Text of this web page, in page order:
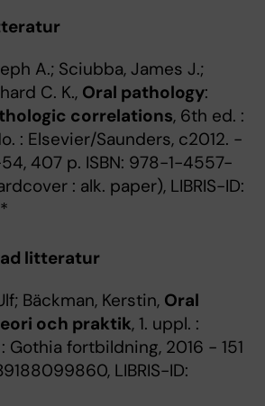
A.; Sciubba, James J.;
C. K., Oral pathology:
correlations, 6th ed. :
: Elsevier/Saunders, c2012. -
407 p. ISBN: 978-1-4557-
: alk. paper), LIBRIS-ID:
litteratur
Bäckman, Kerstin, Oral
och praktik, 1. uppl. :
Gothia fortbildning, 2016 - 151
LIBRIS-ID: